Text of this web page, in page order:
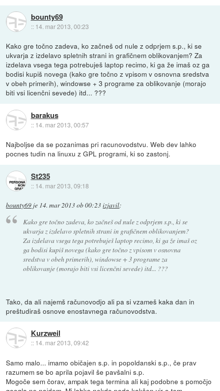
bounty69
:: 14. mar 2013, 00:23
Kako gre točno zadeva, ko začneš od nule z odprjem s.p., ki se
ukvarja z izdelavo spletnih strani in grafičnem oblikovanjem? Za
izdelava vsega tega potrebuješ laptop recimo, ki ga že imaš oz ga
bodisi kupiš novega (kako gre točno z vpisom v osnovna sredstva
v obeh primerih), windowse + 3 programe za oblikovanje (morajo
biti vsi licenčni sevede) itd... ???
barakus
:: 14. mar 2013, 00:57
Najboljse da se pozanimas pri racunovodstvu. Web dev lahko
pocnes tudin na linuxu z GPL programi, ki so zastonj.
St235
:: 14. mar 2013, 09:18
bounty69 je 14. mar 2013 ob 00:23izjavil:
Kako gre točno zadeva, ko začneš od nule z odprjem s.p., ki se
ukvarja z izdelavo spletnih strani in grafičnem oblikovanjem?
Za izdelava vsega tega potrebuješ laptop recimo, ki ga že imaš oz
ga bodisi kupiš novega (kako gre točno z vpisom v osnovna
sredstva v obeh primerih), windowse + 3 programe za
oblikovanje (morajo biti vsi licenčni sevede) itd... ???
Tako, da ali najemš računovodjo ali pa si vzameš kaka dan in
preštudiraš osnove enostavnega računovodstva.
Kurzweil
:: 14. mar 2013, 09:42
Samo malo... imamo običajen s.p. in popoldanski s.p., če prav
razumem se bo aprila pojavil še pavšalni s.p.
Mogoče sem čorav, ampak tega termina ali kaj podobne s pomočjo